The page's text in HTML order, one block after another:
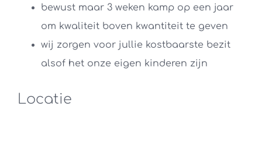
bewust maar 3 weken kamp op een jaar
om kwaliteit boven kwantiteit te geven
wij zorgen voor jullie kostbaarste bezit
alsof het onze eigen kinderen zijn
Locatie